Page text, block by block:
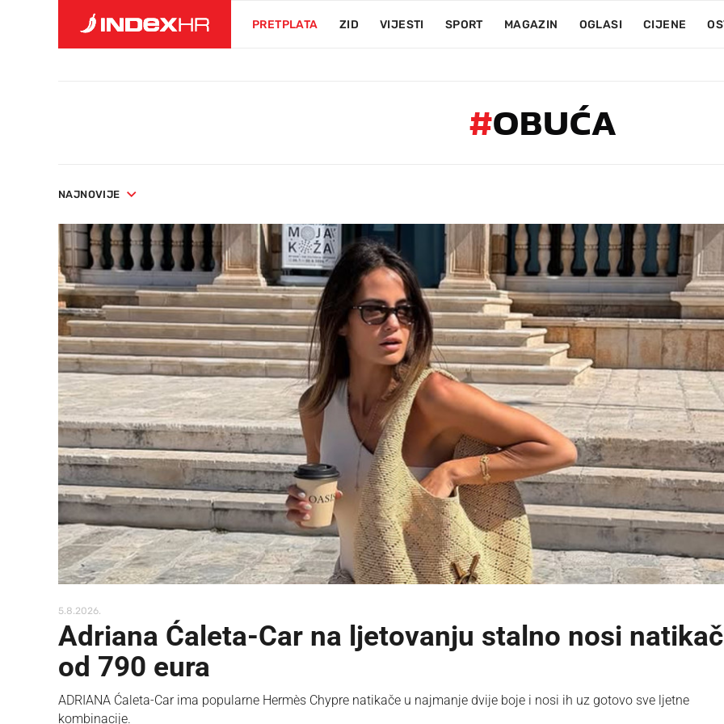
PRETPLATA ZID VIJESTI SPORT MAGAZIN OGLASI CIJENE
#OBUĆA
NAJNOVIJE
5.8.2026.
Adriana Ćaleta-Car na ljetovanju stalno nosi
od 790 eura
ADRIANA Ćaleta-Car ima popularne Hermès Chypre natikače u najmanje dvije boje i nosi ih uz gotovo sve ljetne
kombinacije.